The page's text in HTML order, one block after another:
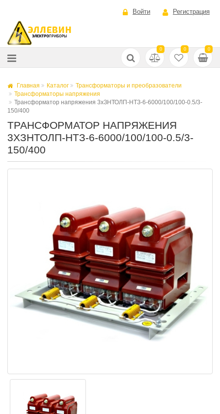
Войти Регистрация
0 0 0
Главная Каталог
Трансформаторы и преобразователи
Трансформаторы напряжения
Трансформатор напряжения 3хЗНТОЛП-НТЗ-6-6000/100/100-0.5/3-
150/400
ТРАНСФОРМАТОР НАПРЯЖЕНИЯ
3ХЗНТОЛП-НТЗ-6-6000/100/100-0.5/3-
150/400